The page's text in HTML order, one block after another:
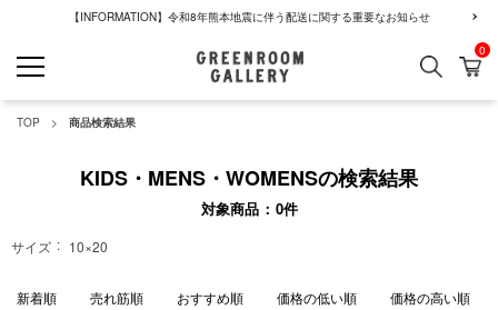
【INFORMATION】令和8年熊本地震に伴う配送に関する重要なお知らせ
検索 カ
0
TOP 商品検索結果
KIDS・MENS・WOMENSの検索結果
対象商品 0件
サイズ 10×20
新着順 売れ筋順 おすすめ順 価格の低い順 価格の高い順